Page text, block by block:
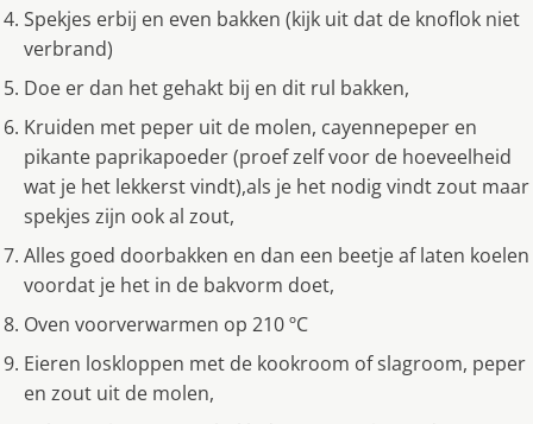
Spekjes erbij en even bakken (kijk uit dat de knoflok niet
verbrand)
Doe er dan het gehakt bij en dit rul bakken,
Kruiden met peper uit de molen, cayennepeper en
pikante paprikapoeder (proef zelf voor de hoeveelheid
wat je het lekkerst vindt),als je het nodig vindt zout maar
spekjes zijn ook al zout,
Alles goed doorbakken en dan een beetje af laten koelen
voordat je het in de bakvorm doet,
Oven voorverwarmen op 210 ºC
Eieren loskloppen met de kookroom of slagroom, peper
en zout uit de molen,